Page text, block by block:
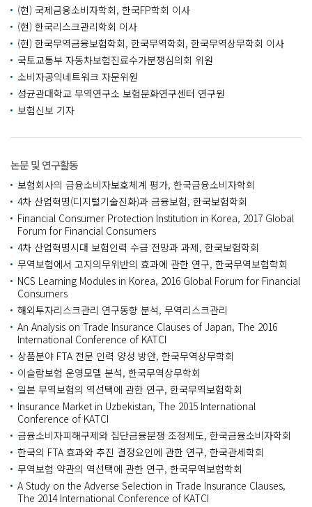
(현) 국제금융소비자학회, 한국FP학회 이사
(현) 한국리스크관리학회 이사
(현) 한국무역금융보험학회, 한국무역학회, 한국무역상무학회 이사
국토교통부 자동차보험진료수가분쟁심의회 위원
소비자공익네트워크 자문위원
성균관대학교 무역연구소 보험문화연구센터 연구원
보험신보 기자
논문 및 연구활동
보험회사의 금융소비자보호체계 평가, 한국금융소비자학회
4차 산업혁명(디지털기술진화)과 금융보험, 한국보험학회
Financial Consumer Protection Institution in Korea, 2017 Global
Forum for Financial Consumers
4차 산업혁명시대 보험인력 수급 전망과 과제, 한국보험학회
무역보험에서 고지의무위반의 효과에 관한 연구, 한국무역보험학회
NCS Learning Modules in Korea, 2016 Global Forum for Financial
Consumers
해외투자리스크관리 연구동향 분석, 무역리스크관리
An Analysis on Trade Insurance Clauses of Japan, The 2016
International Conference of KATCI
상품분야 FTA 전문 인력 양성 방안, 한국무역상무학회
이슬람보험 운영모델 분석, 한국무역상무학회
일본 무역보험의 역선택에 관한 연구, 한국무역보험학회
Insurance Market in Uzbekistan, The 2015 International
Conference of KATCI
금융소비자피해구제와 집단금융분쟁 조정제도, 한국금융소비자학회
한국의 FTA 효과와 추진 결정요인에 관한 연구, 한국관세학회
무역보험 약관의 역선택에 관한 연구, 한국무역보험학회
A Study on the Adverse Selection in Trade Insurance Clauses,
The 2014 International Conference of KATCI